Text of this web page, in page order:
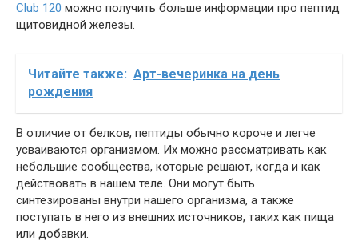
Club 120 можно получить больше информации про пептид
щитовидной железы.
Читайте также: Арт-вечеринка на день
рождения
В отличие от белков, пептиды обычно короче и легче
усваиваются организмом. Их можно рассматривать как
небольшие сообщества, которые решают, когда и как
действовать в нашем теле. Они могут быть
синтезированы внутри нашего организма, а также
поступать в него из внешних источников, таких как пища
или добавки.